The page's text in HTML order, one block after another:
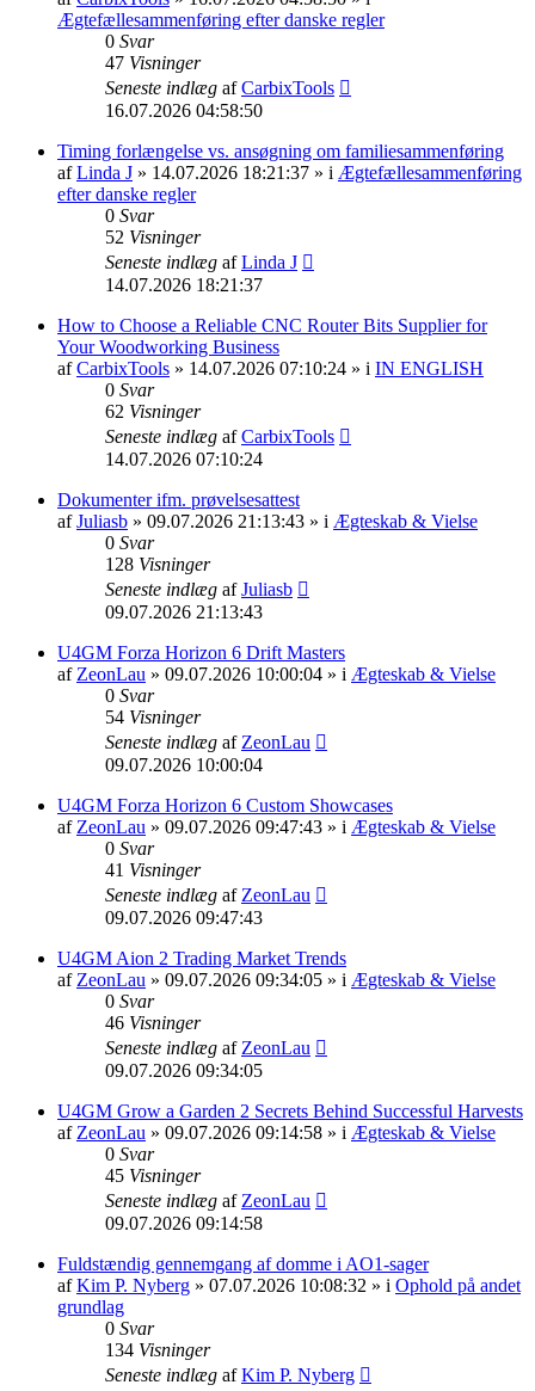
Ægtefællesammenføring efter danske regler
0 Svar
47 Visninger
Seneste indlæg afCarbixTools
16.07.2026 04:58:50
Timing forlængelse vs. ansøgning om familiesammenføring
afLinda J » 14.07.2026 18:21:37 » i Ægtefællesammenføring
efter danske regler
0 Svar
52 Visninger
Seneste indlæg afLinda J
14.07.2026 18:21:37
How to Choose a Reliable CNC Router Bits Supplier for
Your Woodworking Business
afCarbixTools » 14.07.2026 07:10:24 » i IN ENGLISH
0 Svar
62 Visninger
Seneste indlæg afCarbixTools
14.07.2026 07:10:24
Dokumenter ifm. prøvelsesattest
afJuliasb » 09.07.2026 21:13:43 » i Ægteskab & Vielse
0 Svar
128 Visninger
Seneste indlæg afJuliasb
09.07.2026 21:13:43
U4GM Forza Horizon 6 Drift Masters
af ZeonLau » 09.07.2026 10:00:04 » i Ægteskab & Vielse
0 Svar
54 Visninger
Seneste indlæg af ZeonLau
09.07.2026 10:00:04
U4GM Forza Horizon 6 Custom Showcases
af ZeonLau » 09.07.2026 09:47:43 » i Ægteskab & Vielse
0 Svar
41 Visninger
Seneste indlæg af ZeonLau
09.07.2026 09:47:43
U4GM Aion 2 Trading Market Trends
af ZeonLau » 09.07.2026 09:34:05 » i Ægteskab & Vielse
0 Svar
46 Visninger
Seneste indlæg af ZeonLau
09.07.2026 09:34:05
U4GM Grow a Garden 2 Secrets Behind Successful Harvests
af ZeonLau » 09.07.2026 09:14:58 » i Ægteskab & Vielse
0 Svar
45 Visninger
Seneste indlæg af ZeonLau
09.07.2026 09:14:58
Fuldstændig gennemgang af domme i AO1-sager
afKim P. Nyberg » 07.07.2026 10:08:32 » i Ophold på andet
grundlag
0 Svar
134 Visninger
Seneste indlæg afKim P. Nyberg